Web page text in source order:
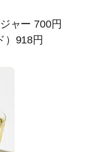
ャー 700円
）918円